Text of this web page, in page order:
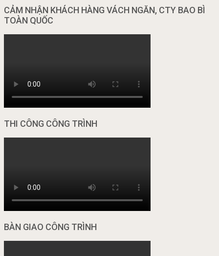
CẢM NHẬN KHÁCH HÀNG VÁCH NGĂN, CTY BAO BÌ
TOÀN QUỐC
THI CÔNG CÔNG TRÌNH
BÀN GIAO CÔNG TRÌNH